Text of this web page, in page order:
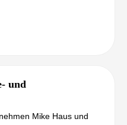
und
Mike Haus und